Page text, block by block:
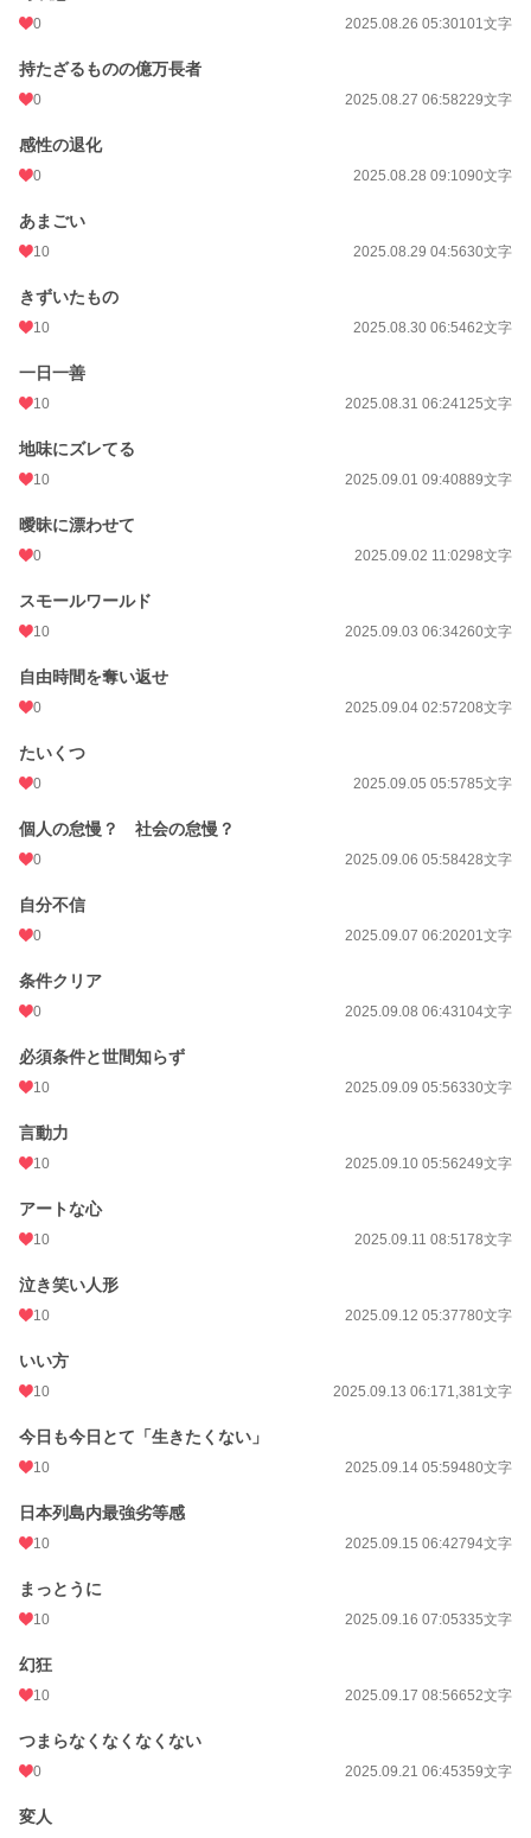
0 2025.08.26 05:30101文字
持たざるものの億万長者
0 2025.08.27 06:58229文字
感性の退化
0 2025.08.28 09:1090文字
あまごい
10 2025.08.29 04:5630文字
きずいたもの
10 2025.08.30 06:5462文字
一日一善
10 2025.08.31 06:24125文字
地味にズレてる
10 2025.09.01 09:40889文字
曖昧に漂わせて
0 2025.09.02 11:0298文字
スモールワールド
10 2025.09.03 06:34260文字
自由時間を奪い返せ
0 2025.09.04 02:57208文字
たいくつ
0 2025.09.05 05:5785文字
個人の怠慢？ 社会の怠慢？
0 2025.09.06 05:58428文字
自分不信
0 2025.09.07 06:20201文字
条件クリア
0 2025.09.08 06:43104文字
必須条件と世間知らず
10 2025.09.09 05:56330文字
言動力
10 2025.09.10 05:56249文字
アートな心
10 2025.09.11 08:5178文字
泣き笑い人形
10 2025.09.12 05:37780文字
いい方
10 2025.09.13 06:171,381文字
今日も今日とて「生きたくない」
10 2025.09.14 05:59480文字
日本列島内最強劣等感
10 2025.09.15 06:42794文字
まっとうに
10 2025.09.16 07:05335文字
幻狂
10 2025.09.17 08:56652文字
つまらなくなくなくない
0 2025.09.21 06:45359文字
変人